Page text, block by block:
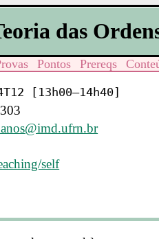
das
Pontos Prereqs
[13h00–14h40]
self